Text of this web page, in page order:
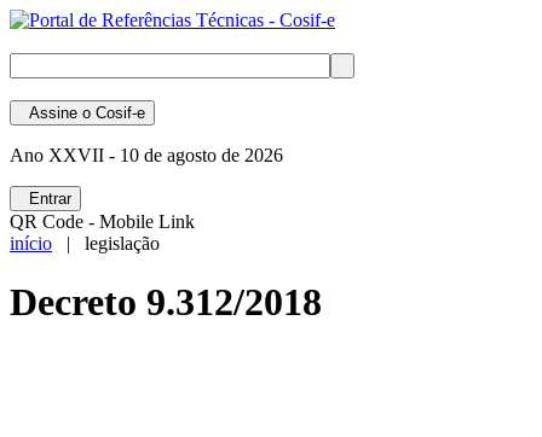
Assine o Cosif-e
Ano XXVII - 10 de agosto de 2026
Entrar
QR Code - Mobile Link
início | legislação
Decreto 9.312/2018